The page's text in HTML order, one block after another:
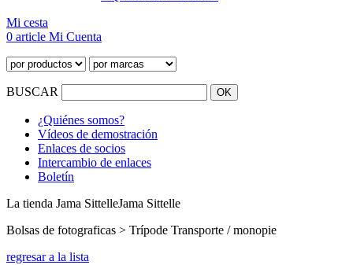
Mi cesta
0 article Mi Cuenta
BUSCAR
¿Quiénes somos?
Vídeos de demostración
Enlaces de socios
Intercambio de enlaces
Boletín
La tienda Jama SittelleJama Sittelle
Bolsas de fotograficas > Trípode Transporte / monopie
regresar a la lista